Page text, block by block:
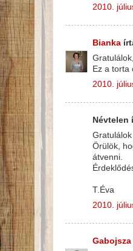
2010.
Bianka
Ez a torta
2010.
Névtelen
Örülök,
átvenni.
T.Éva
2010.
Gabojsza